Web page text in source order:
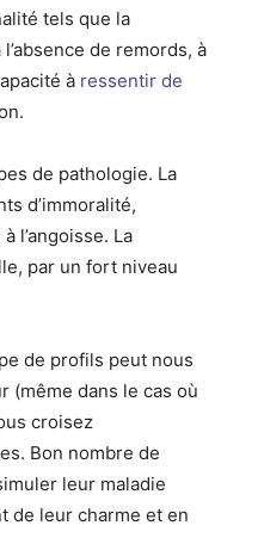
tels que la
de remords, à
à ressentir de
de pathologie. La
d’immoralité,
l’angoisse. La
par un fort niveau
de profils peut nous
(même dans le cas où
croisez
Bon nombre de
leur maladie
de leur charme et en